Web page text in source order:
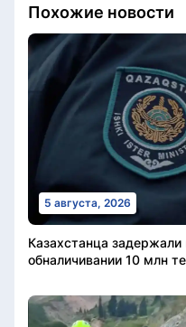
Похожие новости
5 августа, 2026
Казахстанца
обналичивании 10 млн